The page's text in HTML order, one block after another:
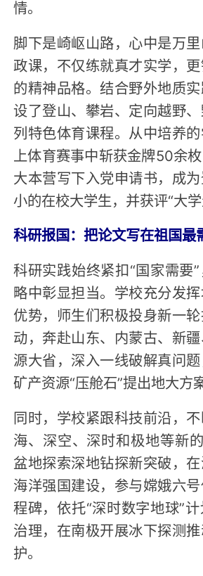
情。
脚下是崎岖山路，心中是万
政课，不仅练就真才实学，
的精神品格。结合野外地质
设了登山、攀岩、定向越野
列特色体育课程。从中培养
上体育赛事中斩获金牌50余
大本营写下入党申请书，成
小的在校大学生，并获评“大学
科研报国：把论文写在祖国最
科研实践始终紧扣“国家需要
略中彰显担当。学校充分发
优势，师生们积极投身新一
动，奔赴山东、内蒙古、新
源大省，深入一线破解真问
矿产资源“压舱石”提出地大方案
同时，学校紧跟科技前沿，
海、深空、深时和极地等新
盆地探索深地钻探新突破，
海洋强国建设，参与嫦娥六
程碑，依托“深时数字地球”
治理，在南极开展冰下探测
护。